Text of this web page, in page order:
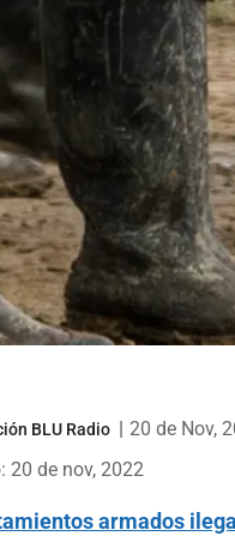
BLU Radio
20 de Nov,
20 de nov, 2022
armados